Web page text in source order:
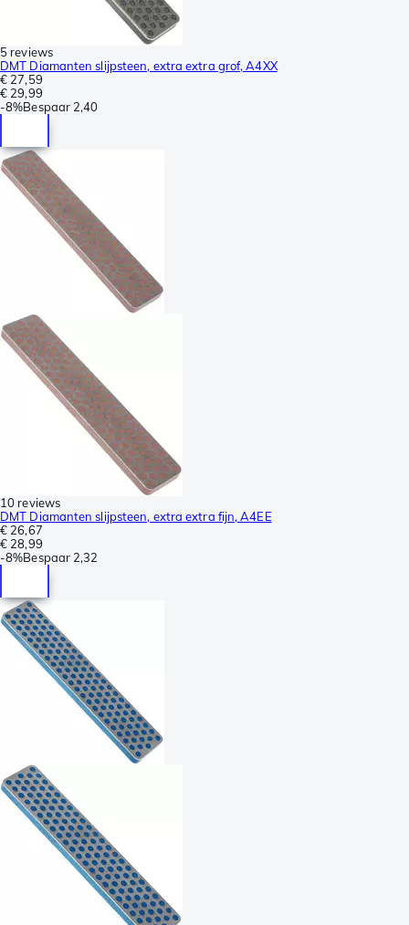
5 reviews
DMT Diamanten slijpsteen, extra extra grof, A4XX
€ 27,59
€ 29,99
-8%Bespaar 2,40
10 reviews
DMT Diamanten slijpsteen, extra extra fijn, A4EE
€ 26,67
€ 28,99
-8%Bespaar 2,32